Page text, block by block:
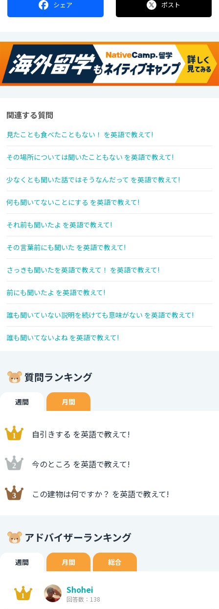
シェア ポスト
関連する質問
見たことも食べたこともない！ を英語で教えて!
その場所については聞いたこともない を英語で教えて!
少なくとも聞いた話ではそうなんだって を英語で教えて!
何も聞いてないことにする を英語で教えて!
それ前も聞いたよ を英語で教えて!
その言葉前にも聞いた を英語で教えて!
さっきも聞いたを英語で教えて！ を英語で教えて!
前にも聞いたよ を英語で教えて!
誰も聞いていない説明を続けても意味がない を英語で教えて!
誰も聞いてないよね を英語で教えて!
質問ランキング
週間 月間
自引きする を英語で教えて!
今のところ を英語で教えて!
この建物は何ですか？ を英語で教えて!
アドバイザーランキング
週間 月間 総合
Shohei
回答数：138